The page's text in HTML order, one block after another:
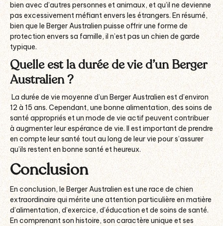
bien avec d’autres personnes et animaux, et qu’il ne devienne
pas excessivement méfiant envers les étrangers. En résumé,
bien que le Berger Australien puisse offrir une forme de
protection envers sa famille, il n’est pas un chien de garde
typique.
Quelle est la durée de vie d’un Berger
Australien ?
La durée de vie moyenne d’un Berger Australien est d’environ
12 à 15 ans. Cependant, une bonne alimentation, des soins de
santé appropriés et un mode de vie actif peuvent contribuer
à augmenter leur espérance de vie. Il est important de prendre
en compte leur santé tout au long de leur vie pour s’assurer
qu’ils restent en bonne santé et heureux.
Conclusion
En conclusion, le Berger Australien est une race de chien
extraordinaire qui mérite une attention particulière en matière
d’alimentation, d’exercice, d’éducation et de soins de santé.
En comprenant son histoire, son caractère unique et ses